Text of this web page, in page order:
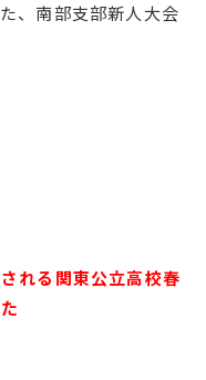
、南部支部新人大会
れる関東公立高校春